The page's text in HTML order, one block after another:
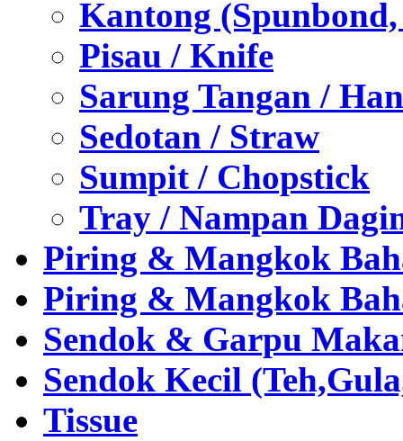
Kantong
Pisau / Knife
Sarung Tangan /
Sedotan / Straw
Sumpit / Chopstick
Tray / Nampan
Piring & Mangkok
Piring & Mangkok
Sendok & Garpu
Sendok Kecil
Tissue